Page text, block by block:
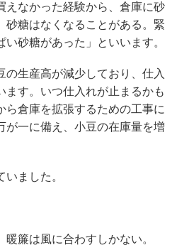
えなかった経験から、倉庫に砂
砂糖はなくなることがある。緊
砂糖があった」といいます。
の生産高が減少しており、仕入
ます。いつ仕入れが止まるかも
ら倉庫を拡張するための工事に
が一に備え、小豆の在庫量を増
ました。
簾は風に合わすしかない。